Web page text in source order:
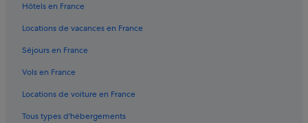
Île Bouvet : Riads
Île Bouvet : Ryokans
Hôtels en France
Locations de vacances en France
Séjours en France
Vols en France
Locations de voiture en France
Tous types d'hébergements